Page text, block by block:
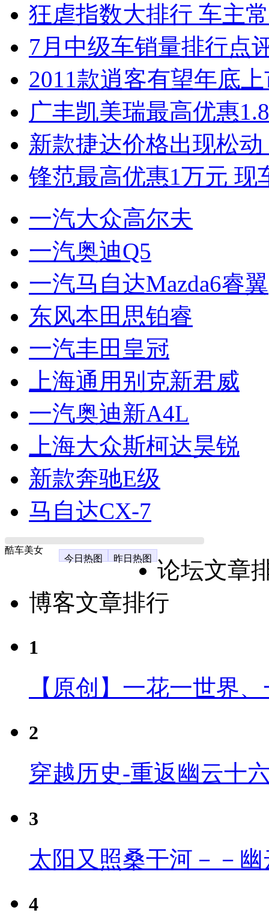
狂虐指数大排行 车主
7月中级车销量排行点
2011款逍客有望年底
广丰凯美瑞最高优惠
新款捷达价格出现松
锋范最高优惠1万元 现
一汽大众高尔夫
一汽奥迪Q5
一汽马自达Mazda6睿翼
东风本田思铂睿
一汽丰田皇冠
上海通用别克新君威
一汽奥迪新A4L
上海大众斯柯达昊锐
新款奔驰E级
马自达CX-7
酷车美女
今日热图
昨日热图
论坛文章
博客文章排行
1
【原创】一花一世界
2
穿越历史-重返幽云十
3
太阳又照桑干河－－
4